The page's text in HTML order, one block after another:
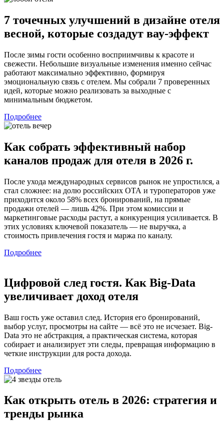
7 точечных улучшений в дизайне отеля
весной, которые создадут вау-эффект
После зимы гости особенно восприимчивы к красоте и
свежести. Небольшие визуальные изменения именно сейчас
работают максимально эффективно, формируя
эмоциональную связь с отелем. Мы собрали 7 проверенных
идей, которые можно реализовать за выходные с
минимальным бюджетом.
Подробнее
Как собрать эффективный набор
каналов продаж для отеля в 2026 г.
После ухода международных сервисов рынок не упростился, а
стал сложнее: на долю российских ОТА и туроператоров уже
приходится около 58% всех бронирований, на прямые
продажи отелей — лишь 42%. При этом комиссии и
маркетинговые расходы растут, а конкуренция усиливается. В
этих условиях ключевой показатель — не выручка, а
стоимость привлечения гостя и маржа по каналу.
Подробнее
Цифровой след гостя. Как Big-Data
увеличивает доход отеля
Ваш гость уже оставил след. История его бронирований,
выбор услуг, просмотры на сайте — всё это не исчезает. Big-
Data это не абстракция, а практическая система, которая
собирает и анализирует эти следы, превращая информацию в
четкие инструкции для роста дохода.
Подробнее
Как открыть отель в 2026: стратегия и
тренды рынка